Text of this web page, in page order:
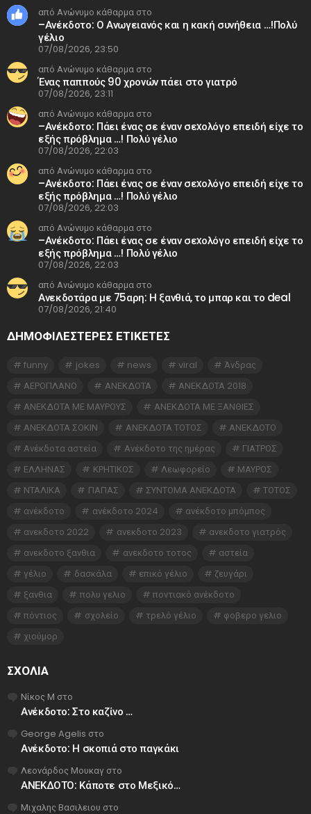
από Ανώνυμο κάθαρμα στο
–Ανέκδοτο: Ο Ανωγειανός και η κακή συνήθεια …!Πολύ
γέλιο
07/08/2026, 23:50
από Ανώνυμο κάθαρμα στο
Ένας παππούς 90 χρονών πάει στο γιατρό
07/08/2026, 23:11
από Ανώνυμο κάθαρμα στο
–Ανέκδοτο: Πάει ένας σε έναν σεxολόγο επειδή είχε το
εξής πρόβλημα …! Πολύ γέλιο
07/08/2026, 22:03
από Ανώνυμο κάθαρμα στο
–Ανέκδοτο: Πάει ένας σε έναν σεxολόγο επειδή είχε το
εξής πρόβλημα …! Πολύ γέλιο
07/08/2026, 22:03
από Ανώνυμο κάθαρμα στο
–Ανέκδοτο: Πάει ένας σε έναν σεxολόγο επειδή είχε το
εξής πρόβλημα …! Πολύ γέλιο
07/08/2026, 22:03
από Ανώνυμο κάθαρμα στο
Ανεκδοτάρα με 75αρη: Η ξανθιά, το μπαρ και το deal
07/08/2026, 21:40
ΔΗΜΟΦΙΛΕΣΤΕΡΕΣ ΕΤΙΚΈΤΕΣ
funny jokes news viral
Άνδρας
ΑΕΡΟΠΛΑΝΟ
ΑΝΕΚΔΟΤΑ
ΑΝΕΚΔΟΤΑ 2018
ΑΝΕΚΔΟΤΑ ΜΕ ΜΑΥΡΟΥΣ
ΑΝΕΚΔΟΤΑ ΜΕ ΞΑΝΘΙΕΣ
ΑΝΕΚΔΟΤΑ ΣΟΚΙΝ
ΑΝΕΚΔΟΤΑ ΤΟΤΟΣ
ΑΝΕΚΔΟΤΟ
Ανέκδοτα αστεία
Ανέκδοτο της ημέρας
ΓΙΑΤΡΟΣ
ΕΛΛΗΝΑΣ
ΚΡΗΤΙΚΟΣ Λεωφορείο
ΜΑΥΡΟΣ
ΝΤΑΛΙΚΑ
ΠΑΠΑΣ ΣΥΝΤΟΜΑ ΑΝΕΚΔΟΤΑ
ΤΟΤΟΣ
ανέκδοτο
ανέκδοτο 2024
ανέκδοτο μπόμπος
ανεκδοτο 2022
ανεκδοτο 2023
ανεκδοτο γιατρός
ανεκδοτο ξανθια
ανεκδοτο τοτος
αστεία
γέλιο
δασκάλα επικό γέλιο
ζευγάρι
ξανθια
πολυ γελιο
ποντιακό ανέκδοτο
πόντιος
σχολείο τρελό γέλιο
φοβερο γελιο
χιούμορ
ΣΧΌΛΙΑ
Νίκος Μ στο
Ανέκδοτο: Στο καζίνο …
George Agelis στο
Ανέκδοτο: Η σκοπιά στο παγκάκι
Λεονάρδος Μουκαγ στο
ΑΝΕΚΔΟΤΟ: Κάποτε στο Μεξικό…
Μιχαλης Βασιλειου στο